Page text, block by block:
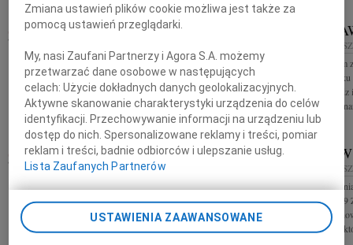
LESŁAW GRZEGORCZYK
Rektor i Senat oraz społeczność akademicka
Uniwersytetu Rzeszowskiego z głębokim smutkiem i
żalem zawiadamiają, że 22 grudnia 2010 roku zmarł
w wieku 81 lat prof. dr hab....
Z głębokim
grudnia 2010
kapłaństwa
Uroczyste
23.12.2010RZESZÓW
Arturowi Olender oraz Jego Rodzinie wyrazy
Zasnął w Panu
przeżywszy lat 79
nauczyciel,
pogrzebowa, po
Zmiana ustawień plików cookie możliwa jest także za
pomocą ustawień przeglądarki.
My, nasi Zaufani Partnerzy i Agora S.A. możemy
przetwarzać dane osobowe w następujących
celach:Użycie dokładnych danych geolokalizacyjnych.
Aktywne skanowanie charakterystyki urządzenia do celów
identyfikacji. Przechowywanie informacji na urządzeniu lub
dostęp do nich. Spersonalizowane reklamy i treści, pomiar
reklam i treści, badnie odbiorców i ulepszanie usług.
Lista Zaufanych Partnerów
USTAWIENIA ZAAWANSOWANE